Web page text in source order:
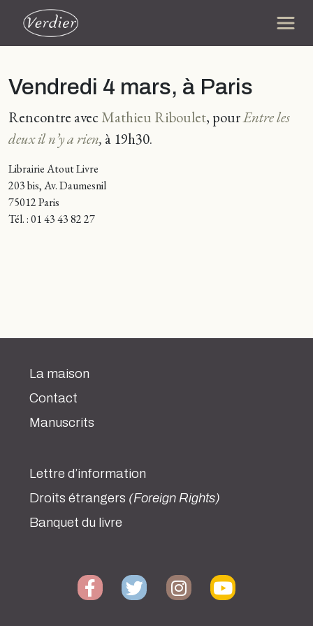
Vendredi 4 mars, à Paris
Rencontre avecMathieu Riboulet, pourEntre les
deux il n’y a rien, à 19h30.
Librairie Atout Livre
203 bis, Av. Daumesnil
75012 Paris
Tél. : 01 43 43 82 27
La maison
Contact
Manuscrits
Lettre d’information
Droits étrangers (Foreign Rights)
Banquet du livre